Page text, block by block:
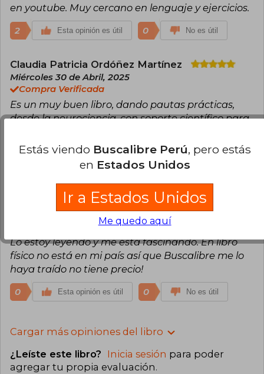
en youtube. Muy cercano en lenguaje y ejercicios.
2 Esta opinión es útil 0 No es útil
Claudia Patricia Ordóñez Martínez
Miércoles 30 de Abril, 2025
Compra Verificada
Es un muy buen libro, dando pautas prácticas,
desde la neurociencia, con soporte científico para
Muy recomendado.
Esta opinión es útil 0 No es útil
Alejandra Cabrera
Domingo 23 de
Febrero, 2025
Compra Verificada
Lo estoy leyendo y me esta fascinando. En libro
físico no está en mi país así que Buscalibre me lo
haya traído no tiene precio!
0 Esta opinión es útil 0 No es útil
Cargar más opiniones del libro
¿Leíste este libro? Inicia sesión para poder
agregar tu propia evaluación.
Estás viendo Buscalibre Perú, pero estás
en Estados Unidos
Ir a Estados Unidos
Me quedo aquí